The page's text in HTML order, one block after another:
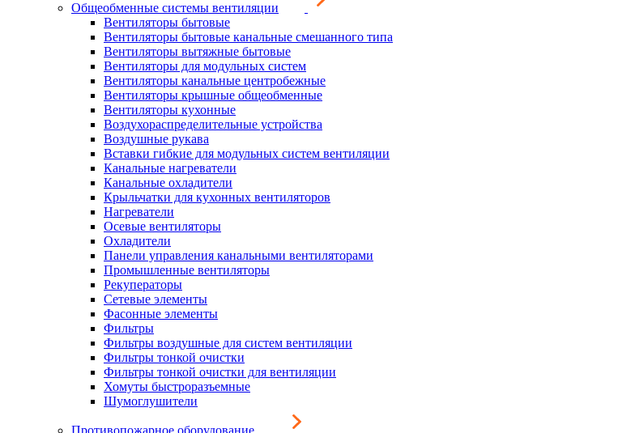
Общеобменные системы вентиляции
Вентиляторы бытовые
Вентиляторы бытовые канальные смешанного типа
Вентиляторы вытяжные бытовые
Вентиляторы для модульных систем
Вентиляторы канальные центробежные
Вентиляторы крышные общеобменные
Вентиляторы кухонные
Воздухораспределительные устройства
Воздушные рукава
Вставки гибкие для модульных систем вентиляции
Канальные нагреватели
Канальные охладители
Крыльчатки для кухонных вентиляторов
Нагреватели
Осевые вентиляторы
Охладители
Панели управления канальными вентиляторами
Промышленные вентиляторы
Рекуператоры
Сетевые элементы
Фасонные элементы
Фильтры
Фильтры воздушные для систем вентиляции
Фильтры тонкой очистки
Фильтры тонкой очистки для вентиляции
Хомуты быстроразъемные
Шумоглушители
Противопожарное оборудование